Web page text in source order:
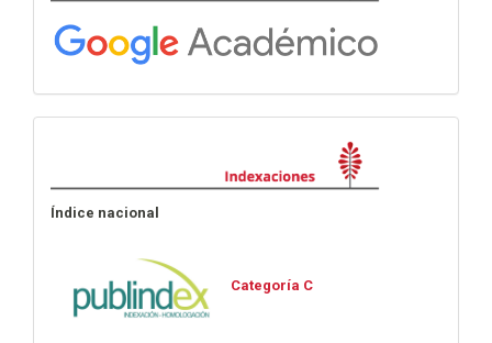
Índice nacional
Categoría C